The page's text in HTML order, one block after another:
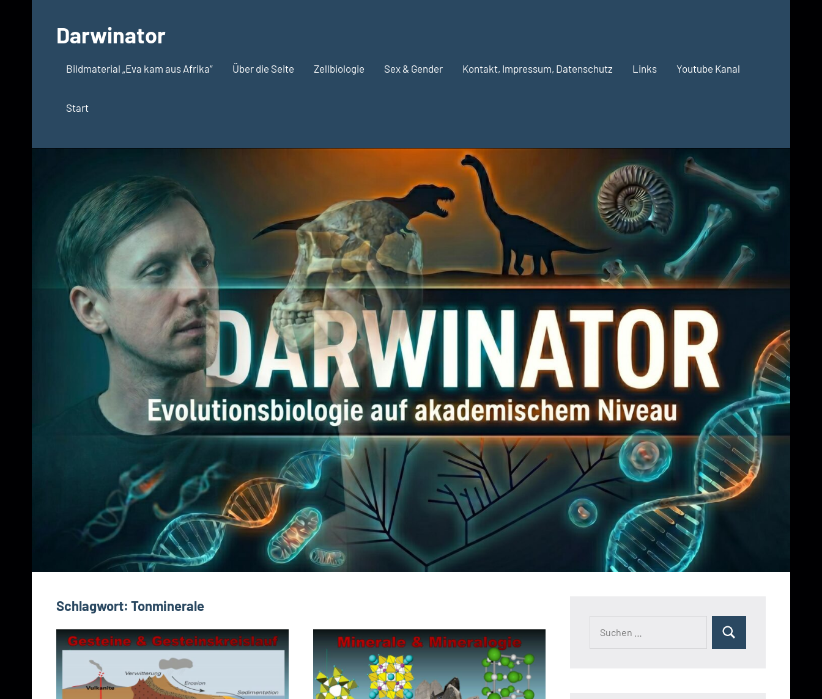
springenDarwinator
Evolutionsbiologie
Bildmaterial „Eva kam aus Afrika“ Über die Seite Zellbiologie Sex & Gender Kontakt, Impressum, Datenschutz Links Youtube Kanal
Start
Schlagwort: Tonminerale
Suchen